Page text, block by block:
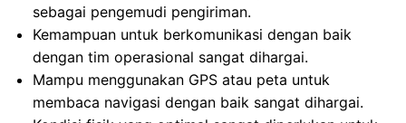
sebagai pengemudi pengiriman.
Kemampuan untuk berkomunikasi dengan baik
dengan tim operasional sangat dihargai.
Mampu menggunakan GPS atau peta untuk
membaca navigasi dengan baik sangat dihargai.